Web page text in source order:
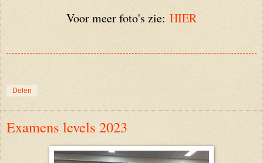
Voor meer foto's zie: HIER
Delen
Examens levels 2023